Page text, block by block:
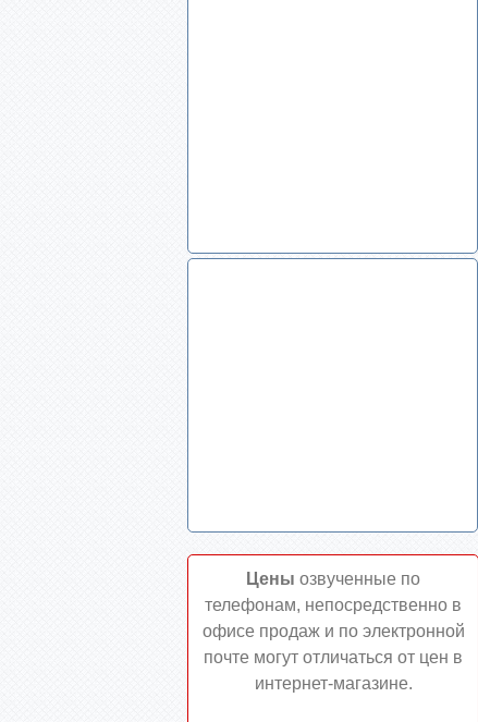
Цены озвученные по
телефонам, непосредственно в
офисе продаж и по электронной
почте могут отличаться от цен в
интернет-магазине.